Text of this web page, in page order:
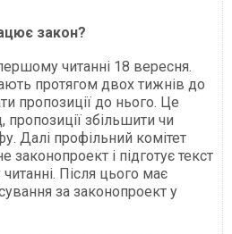
закон?
читанні 18 вересня.
протягом двох тижнів до
пропозиції до нього. Це
збільшити чи
Далі профільний комітет
законопроект і підготує текст
Після цього має
за законопроект у